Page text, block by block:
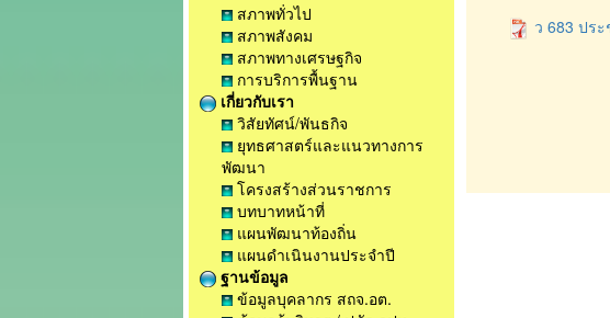
สภาพทั่วไป
สภาพสังคม
สภาพทางเศรษฐกิจ
การบริการพื้นฐาน
เกี่ยวกับเรา
วิสัยทัศน์/พันธกิจ
ยุทธศาสตร์และแนวทางการ
พัฒนา
โครงสร้างส่วนราชการ
บทบาทหน้าที่
แผนพัฒนาท้องถิ่น
แผนดำเนินงานประจำปี
ฐานข้อมูล
ข้อมูลบุคลากร สถจ.อต.
ว 683 ปร